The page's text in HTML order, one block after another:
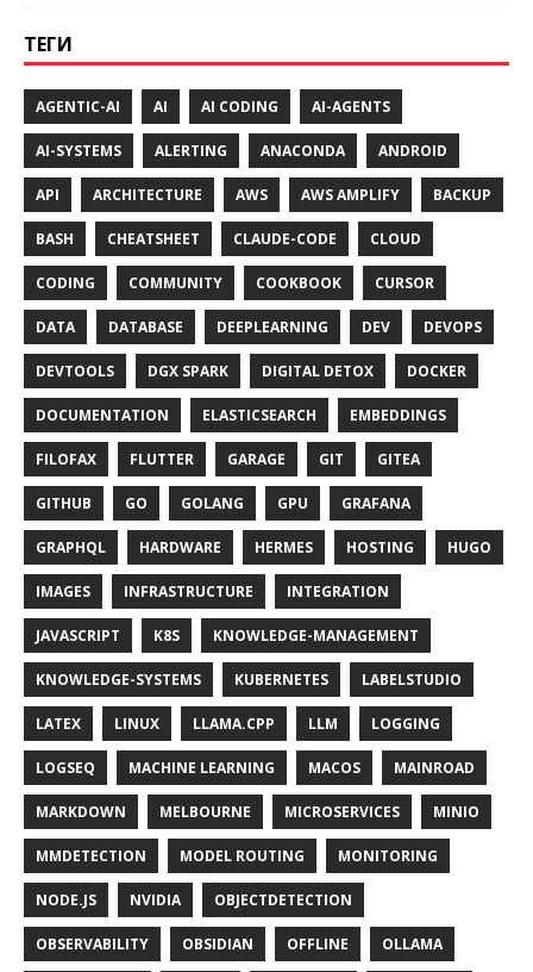
ТЕГИ
AGENTIC-AI AI AI CODING AI-AGENTS
AI-SYSTEMS ALERTING ANACONDA ANDROID
API ARCHITECTURE AWS AWS AMPLIFY BACKUP
BASH CHEATSHEET CLAUDE-CODE CLOUD
CODING COMMUNITY COOKBOOK CURSOR
DATA DATABASE DEEPLEARNING DEV DEVOPS
DEVTOOLS DGX SPARK DIGITAL DETOX DOCKER
DOCUMENTATION ELASTICSEARCH EMBEDDINGS
FILOFAX FLUTTER GARAGE GIT GITEA
GITHUB GO GOLANG GPU GRAFANA
GRAPHQL HARDWARE HERMES HOSTING HUGO
IMAGES INFRASTRUCTURE INTEGRATION
JAVASCRIPT K8S KNOWLEDGE-MANAGEMENT
KNOWLEDGE-SYSTEMS KUBERNETES LABELSTUDIO
LATEX LINUX LLAMA.CPP LLM LOGGING
LOGSEQ MACHINE LEARNING MACOS MAINROAD
MARKDOWN MELBOURNE MICROSERVICES MINIO
MMDETECTION MODEL ROUTING MONITORING
NODE.JS NVIDIA OBJECTDETECTION
OBSERVABILITY OBSIDIAN OFFLINE OLLAMA